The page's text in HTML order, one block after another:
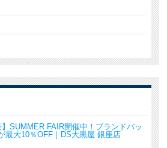
】SUMMER FAIR開催中！ブランドバッ
最大10％OFF｜DS大黒屋 銀座店